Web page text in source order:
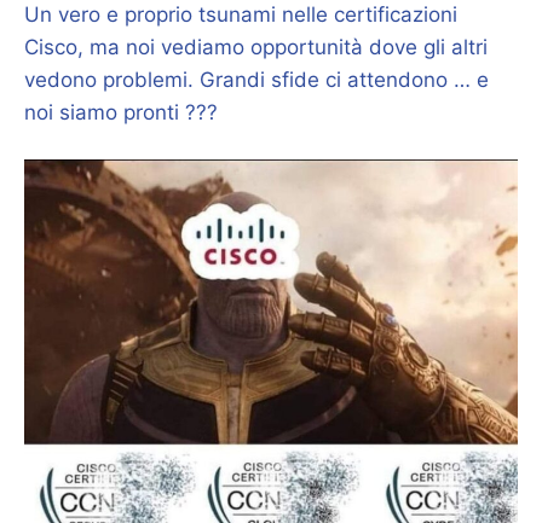
Un vero e proprio tsunami nelle certificazioni
Cisco, ma noi vediamo opportunità dove gli altri
vedono problemi. Grandi sfide ci attendono … e
noi siamo pronti ???